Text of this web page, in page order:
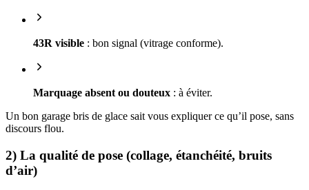
43R visible : bon signal (vitrage conforme).
Marquage absent ou douteux : à éviter.
Un bon garage bris de glace sait vous expliquer ce qu’il pose, sans
discours flou.
2) La qualité de pose (collage, étanchéité, bruits
d’air)